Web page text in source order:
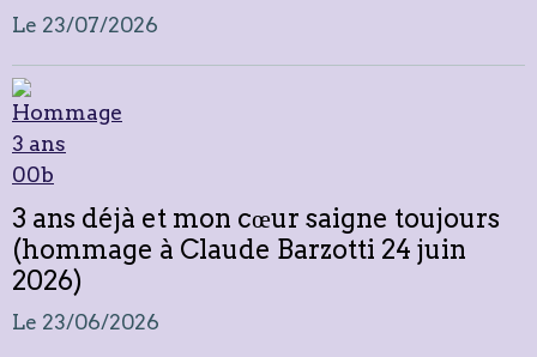
Le 23/07/2026
3 ans déjà et mon cœur saigne toujours
(hommage à Claude Barzotti 24 juin
2026)
Le 23/06/2026